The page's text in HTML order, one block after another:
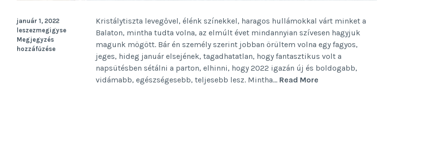
Kristálytiszta levegővel, élénk színekkel, haragos hullámokkal várt minket a
Balaton, mintha tudta volna, az elmúlt évet mindannyian szívesen hagyjuk
magunk mögött. Bár én személy szerint jobban örültem volna egy fagyos,
jeges, hideg január elsejének, tagadhatatlan, hogy fantasztikus volt a
napsütésben sétálni a parton, elhinni, hogy 2022 igazán új és boldogabb,
vidámabb, egészségesebb, teljesebb lesz. Mintha… Read More
január 1, 2022
leszezmegigyse
Megjegyzés
hozzáfűzése